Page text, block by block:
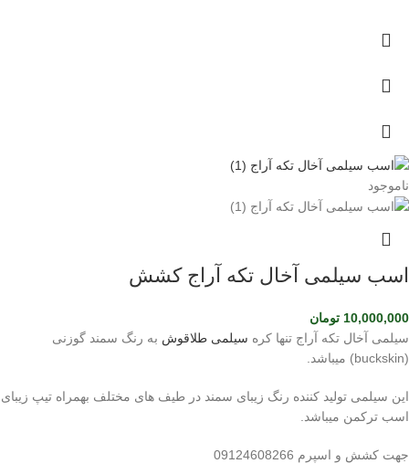
ناموجود
اسب سیلمی آخال تکه آراج کشش
10,000,000 تومان
سیلمی آخال تکه آراج تنها کره سیلمی طلاقوش به رنگ سمند گوزنی
(buckskin) میباشد.
این سیلمی تولید کننده رنگ زیبای سمند در طیف های مختلف بهمراه تیپ زیبای
اسب ترکمن میباشد.
جهت کشش و اسپرم 09124608266